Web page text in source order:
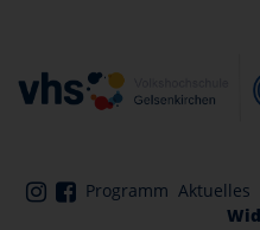
Programm Aktuelles